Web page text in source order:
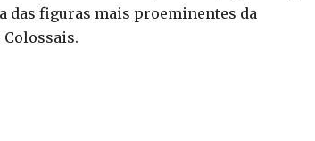
das figuras mais proeminentes da